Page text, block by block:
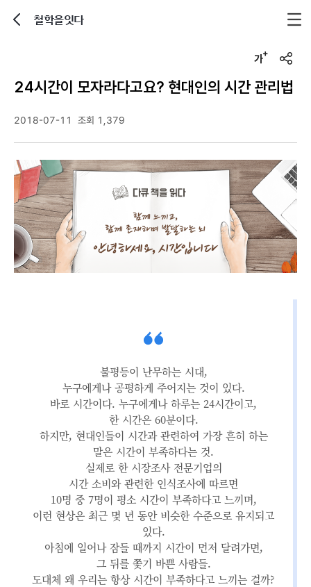
철학을잇다
u
l
24시간이 모자라다고요? 현대인의 시간 관리법
2018-07-11 조회 1,379
불평등이 난무하는 시대,
누구에게나 공평하게 주어지는 것이 있다.
바로 시간이다. 누구에게나 하루는 24시간이고,
한 시간은 60분이다.
하지만, 현대인들이 시간과 관련하여 가장 흔히 하는
말은 시간이 부족하다는 것.
실제로 한 시장조사 전문기업의
시간 소비와 관련한 인식조사에 따르면
10명 중 7명이 평소 시간이 부족하다고 느끼며,
이런 현상은 최근 몇 년 동안 비슷한 수준으로 유지되고
있다.
아침에 일어나 잠들 때까지 시간이 먼저 달려가면,
그 뒤를 쫓기 바쁜 사람들.
도대체 왜 우리는 항상 시간이 부족하다고 느끼는 걸까?